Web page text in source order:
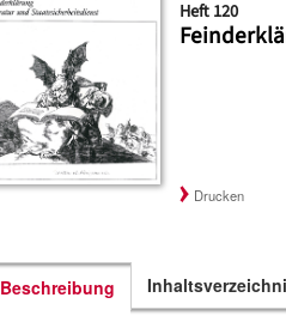
Heft 120
Drucken
Beschreibung